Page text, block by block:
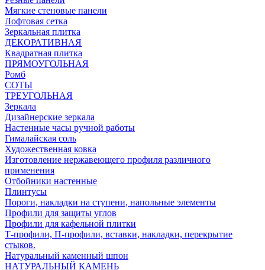
Мягкие стеновые панели
Лофтовая сетка
Зеркальная плитка
ДЕКОРАТИВНАЯ
Квадратная плитка
ПРЯМОУГОЛЬНАЯ
Ромб
СОТЫ
ТРЕУГОЛЬНАЯ
Зеркала
Дизайнерские зеркала
Настенные часы ручной работы
Гималайская соль
Художественная ковка
Изготовление нержавеющего профиля различного
применения
Отбойники настенные
Плинтусы
Пороги, накладки на ступени, напольные элементы
Профили для защиты углов
Профили для кафельной плитки
Т-профили, П-профили, вставки, накладки, перекрытие
стыков.
Натуральный каменный шпон
НАТУРАЛЬНЫЙ КАМЕНЬ